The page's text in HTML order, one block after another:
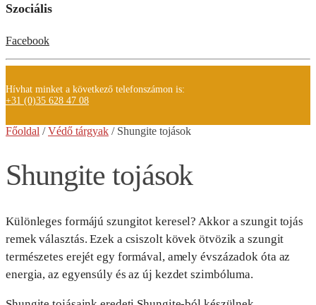
Szociális
Facebook
Hívhat minket a következő telefonszámon is:
+31 (0)35 628 47 08
Főoldal /Védő tárgyak / Shungite tojások
Shungite tojások
Különleges formájú szungitot keresel? Akkor a szungit tojás
remek választás. Ezek a csiszolt kövek ötvözik a szungit
természetes erejét egy formával, amely évszázadok óta az
energia, az egyensúly és az új kezdet szimbóluma.